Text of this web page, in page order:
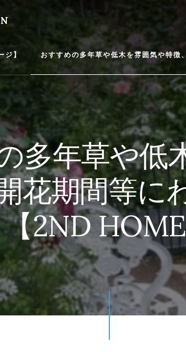
ジ】 おすすめの多年草や低木を雰囲気や特徴
多年草や低
花期間等に
【2ND